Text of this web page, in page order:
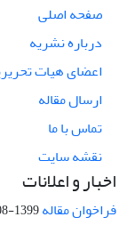
صفحه اصلی
درباره نشریه
اعضای هیات
ارسال مقاله
تماس با ما
نقشه سایت
اخبار و اعلانات
فراخوان مقاله1399-08-27